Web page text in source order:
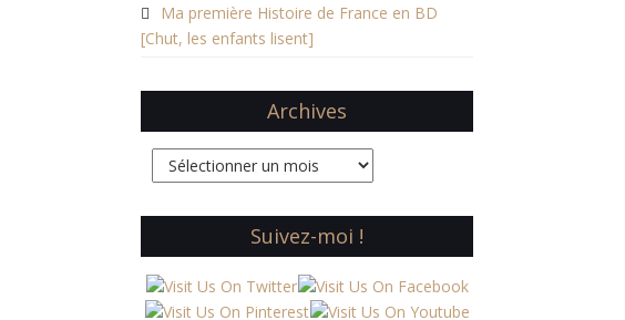
Ma première Histoire de France en BD
[Chut, les enfants lisent]
Archives
Archives
Suivez-moi !